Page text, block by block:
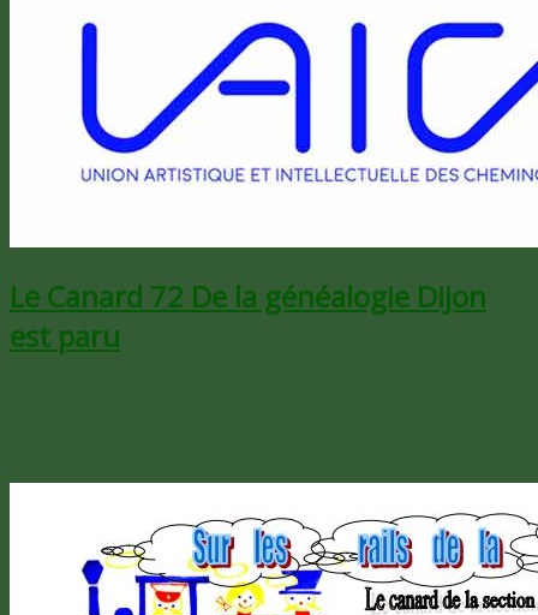
Le Canard 72 De la généalogie Dijon
est paru